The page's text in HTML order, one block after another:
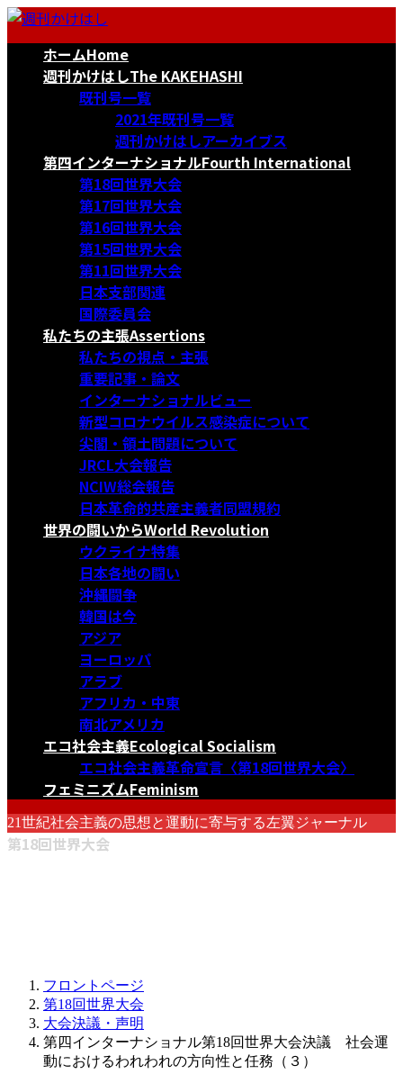
コ
ナ
ホームHome
週刊かけはしThe KAKEHASHI
既刊号一覧
2021年既刊号一覧
週刊かけはしアーカイブス
第四インターナショナルFourth International
第18回世界大会
第17回世界大会
第16回世界大会
第15回世界大会
第11回世界大会
日本支部関連
国際委員会
私たちの主張Assertions
私たちの視点・主張
重要記事・論文
インターナショナルビュー
新型コロナウイルス感染症について
尖閣・領土問題について
JRCL大会報告
NCIW総会報告
日本革命的共産主義者同盟規約
世界の闘いからWorld Revolution
ウクライナ特集
日本各地の闘い
沖縄闘争
韓国は今
アジア
ヨーロッパ
アラブ
アフリカ・中東
南北アメリカ
エコ社会主義Ecological Socialism
エコ社会主義革命宣言〈第18回世界大会〉
フェミニズムFeminism
21世紀社会主義の思想と運動に寄与する左翼ジャーナル
第18回世界大会
フロントページ
第18回世界大会
大会決議・声明
第四インターナショナル第18回世界大会決議 社会運
動におけるわれわれの方向性と任務（３）